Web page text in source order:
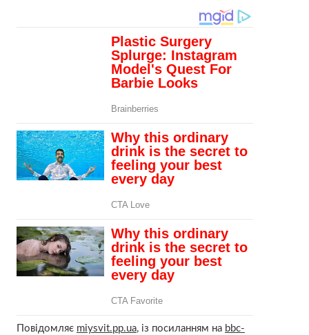
Повідомляє miysvit.pp.ua, із посиланням на bbc-